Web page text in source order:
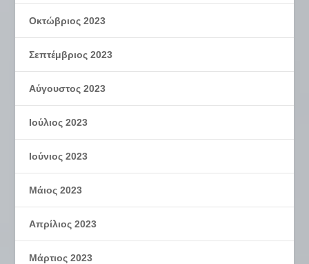
Οκτώβριος 2023
Σεπτέμβριος 2023
Αύγουστος 2023
Ιούλιος 2023
Ιούνιος 2023
Μάιος 2023
Απρίλιος 2023
Μάρτιος 2023